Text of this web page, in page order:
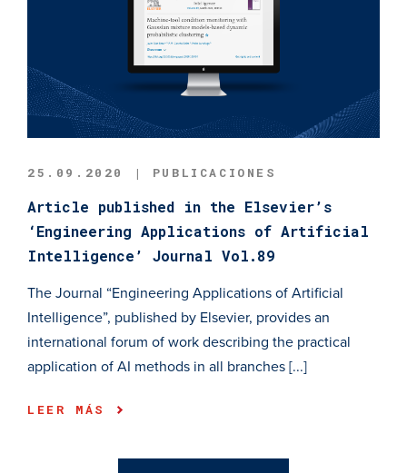
25.09.2020 | PUBLICACIONES
Article published in the Elsevier’s
‘Engineering Applications of Artificial
Intelligence’ Journal Vol.89
The Journal “Engineering Applications of Artificial
Intelligence”, published by Elsevier, provides an
international forum of work describing the practical
application of AI methods in all branches [...]
LEER MÁS